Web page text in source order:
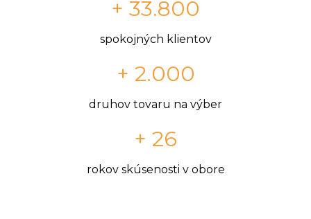
+ 33.800
spokojných klientov
+ 2.000
druhov tovaru na výber
+ 26
rokov skúsenosti v obore